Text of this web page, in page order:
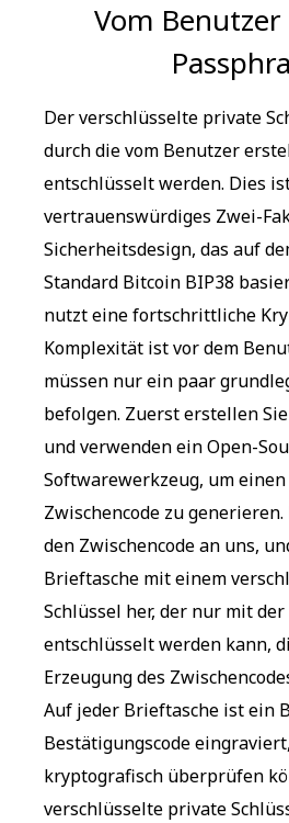
Vom
Der verschlüsselte private
durch die vom Benutzer
entschlüsselt werden. Dies
vertrauenswürdiges Zwei-
Sicherheitsdesign, das auf
Standard Bitcoin BIP38
nutzt eine fortschrittliche
Komplexität ist vor dem
müssen nur ein paar
befolgen. Zuerst erstellen
und verwenden ein Open-
Softwarewerkzeug, um einen
Zwischencode zu
den Zwischencode an uns,
Brieftasche mit einem
Schlüssel her, der nur mit
entschlüsselt werden kann,
Erzeugung des
Auf jeder Brieftasche ist ein
Bestätigungscode
kryptografisch überprüfen
verschlüsselte private